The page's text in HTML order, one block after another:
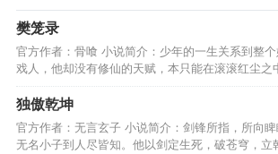
樊笼录
官方作者：骨喰 小说简介：少年的一生关系到整
戏人，他却没有修仙的天赋，本只能在滚滚红尘之
想到阴差阳错之间………
独傲乾坤
官方作者：无言玄子 小说简介：剑锋所指，所向
无名小子到人尽皆知。他以剑定生死，破苍穹，立